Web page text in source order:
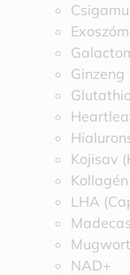
Ginzeng
Kojisav
Kollagén
LHA
NAD+